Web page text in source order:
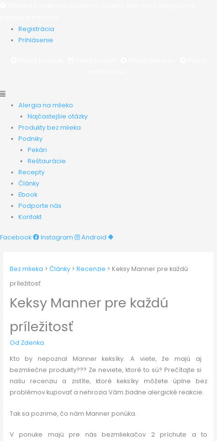
obsahRegistrácia
Prihlásenie
Alergia na mlieko
Najčastejšie otázky
Produkty bez mlieka
Podniky
Pekári
Reštaurácie
Recepty
Články
Ebook
Podporte nás
Kontakt
Facebook Instagram Android
Bez mlieka > Články> Recenzie > Keksy Manner pre každú
príležitosť
Keksy Manner pre každú
príležitosť
Od Zdenka
Kto by nepoznal Manner keksíky. A viete, že majú aj
bezmliečne produkty??? Ze neviete, ktoré to sú? Prečítajte si
našu recenziu a zistíte, ktoré keksíky môžete úplne bez
problémov kupovať a nehrozia Vám žiadne alergické reakcie.
Tak sa pozrime, čo nám Manner ponúka.
V ponuke majú pre nás bezmliekačov 2 príchute a to